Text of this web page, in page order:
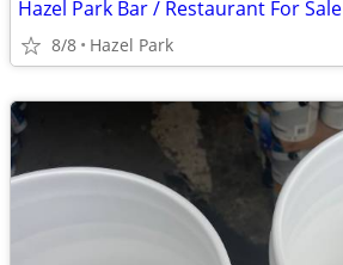
Hazel Park Bar / Restaurant For Sale
8/8 Hazel Park